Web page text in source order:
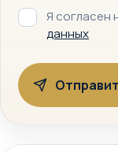
Я согласен
данных